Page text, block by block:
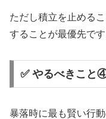
ただし積立を止める
することが最優先です
✅ やるべきこと
暴落時に最も賢い行